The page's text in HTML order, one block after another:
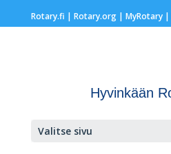
Rotary.fi | Rotary.org| MyRotary |
Hyvinkään
Valitse sivu